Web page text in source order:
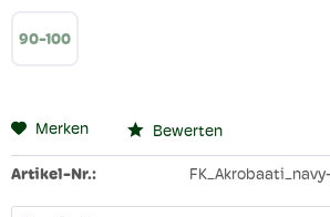
90-100
Merken Bewerten
Artikel-Nr.: